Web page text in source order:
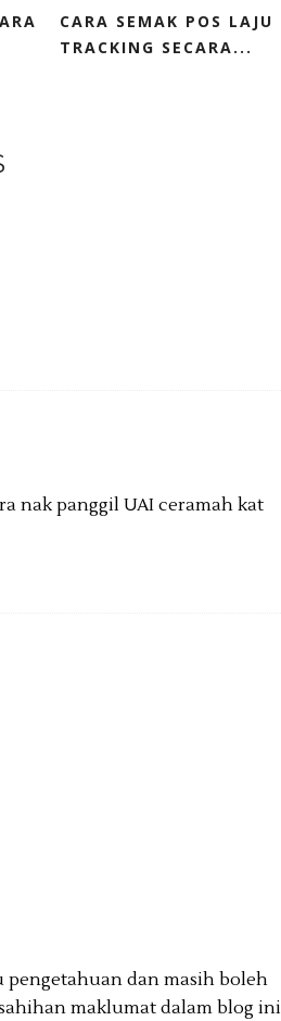
CARA SEMAK POS LAJU
TRACKING SECARA...
nak panggil UAI ceramah kat
dan masih boleh
maklumat dalam blog ini